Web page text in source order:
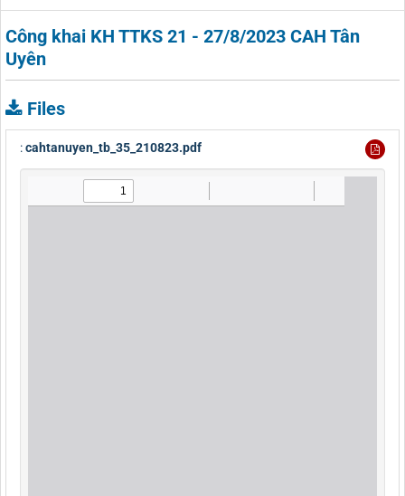
Công khai KH TTKS 21 - 27/8/2023 CAH Tân
Uyên
Files
:cahtanuyen_tb_35_210823.pdf